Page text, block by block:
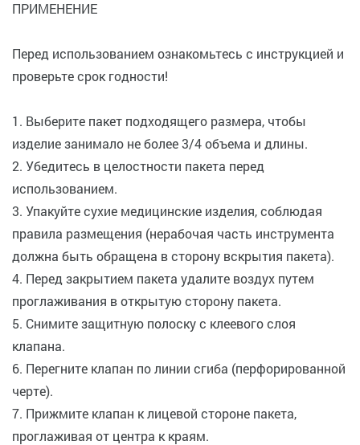
ПРИМЕНЕНИЕ
Перед использованием ознакомьтесь с инструкцией и
проверьте срок годности!
1. Выберите пакет подходящего размера, чтобы
изделие занимало не более 3/4 объема и длины.
2. Убедитесь в целостности пакета перед
использованием.
3. Упакуйте сухие медицинские изделия, соблюдая
правила размещения (нерабочая часть инструмента
должна быть обращена в сторону вскрытия пакета).
4. Перед закрытием пакета удалите воздух путем
проглаживания в открытую сторону пакета.
5. Снимите защитную полоску с клеевого слоя
клапана.
6. Перегните клапан по линии сгиба (перфорированной
черте).
7. Прижмите клапан к лицевой стороне пакета,
проглаживая от центра к краям.